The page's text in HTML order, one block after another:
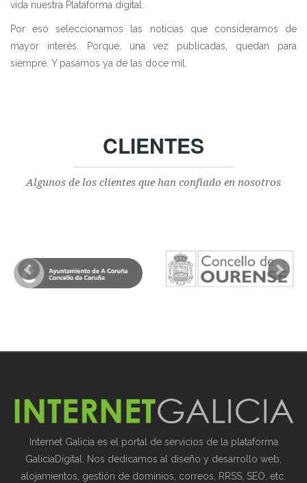
vida nuestra Plataforma digital.
Por eso seleccionamos las noticias que consideramos de
mayor interés. Porque, una vez publicadas, quedan para
siempre. Y pasamos ya de las doce mil.
CLIENTES
Algunos de los clientes que han confiado en nosotros
Internet Galicia es el portal de servicios de la plataforma
GaliciaDigital. Nos dedicamos al diseño y desarrollo web,
alojamientos, gestión de dominios, correos, RRSS, SEO, etc.